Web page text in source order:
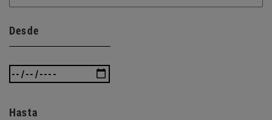
Desde
Hasta